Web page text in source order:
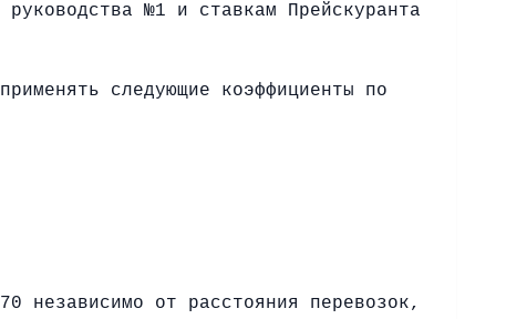
№1 и ставкам Прейскуранта
следующие коэффициенты по
от расстояния перевозок,